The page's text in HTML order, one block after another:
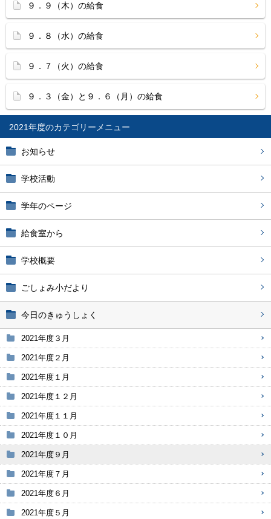
2021年度
お知らせ
学校活動
学年のページ
給食室から
学校概要
ごしょみ小だより
今日のきゅうしょく
2021年度３月
2021年度２月
2021年度１月
2021年度１２月
2021年度１１月
2021年度１０月
2021年度９月
2021年度７月
2021年度６月
2021年度５月
９．９（木）の給食
９．８（水）の給食
９．７（火）の給食
９．３（金）と９．６（月）の給食